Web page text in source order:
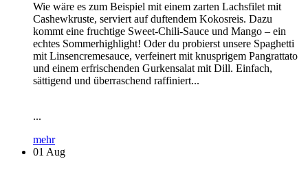
Wie wäre es zum Beispiel mit einem zarten Lachsfilet mit
Cashewkruste, serviert auf duftendem Kokosreis. Dazu
kommt eine fruchtige Sweet-Chili-Sauce und Mango – ein
echtes Sommerhighlight! Oder du probierst unsere Spaghetti
mit Linsencremesauce, verfeinert mit knusprigem Pangrattato
und einem erfrischenden Gurkensalat mit Dill. Einfach,
sättigend und überraschend raffiniert...
...
mehr
01 Aug